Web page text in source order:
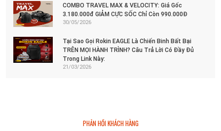
COMBO TRAVEL MAX & VELOCITY: Giá Gốc
3.180.000đ GIẢM CỰC SỐC Chỉ Còn 990.000Đ
30/05/2026
Tại Sao Gọi Rokin EAGLE Là Chiến Binh Bất Bại
TRÊN MỌI HÀNH TRÌNH? Câu Trả Lời Có Đầy Đủ
Trong Link Này:
21/03/2026
PHẢN HỒI KHÁCH HÀNG